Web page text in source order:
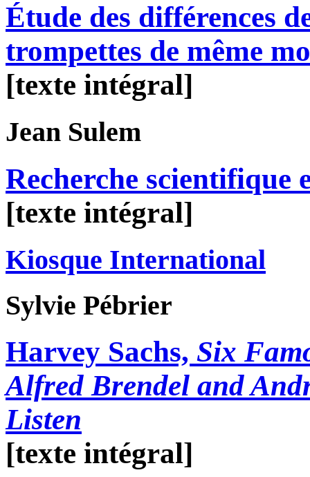
Étude des différences
trompettes de même
[texte intégral]
Jean Sulem
Recherche
[texte intégral]
Kiosque International
Sylvie Pébrier
Harvey Sachs, Six
Alfred Brendel and
Listen
[texte intégral]